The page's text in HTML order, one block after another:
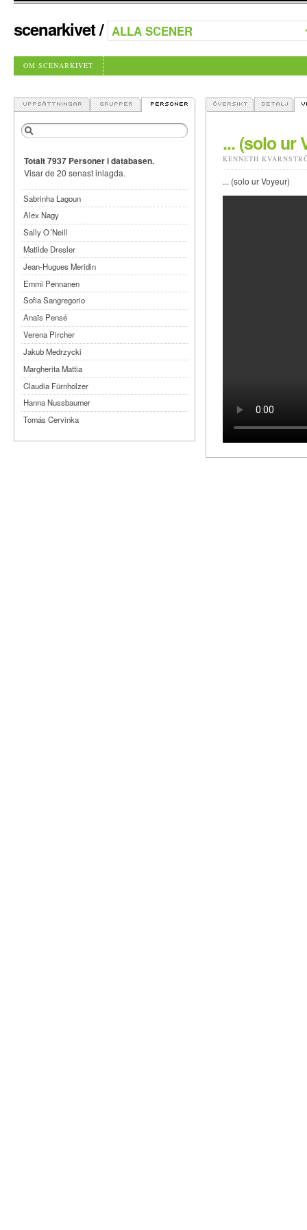
scenarkivet/
OM SCENARKIVET
... (solo ur
KENNETH
... (solo ur Voyeur)
Totalt 7937 Personer i databasen.
Visar de 20 senast inlagda.
Sabrinha Lagoun
Alex Nagy
Sally O´Neill
Matilde Dresler
Jean-Hugues Meridin
Emmi Pennanen
Sofia Sangregorio
Anaïs Pensé
Verena Pircher
Jakub Medrzycki
Margherita Mattia
Claudia Fürnholzer
Hanna Nussbaumer
Tomás Cervinka